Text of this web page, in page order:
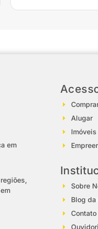
em
Alugar
Sobre
Blog da
Contato